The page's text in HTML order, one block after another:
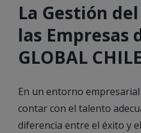
La Gestión
las Empresas
GLOBAL CHILE
En un entorno
contar con el talento
diferencia entre el éxito y